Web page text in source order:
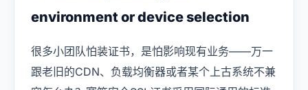
environment or device selection
很多小团队怕装证书，是怕影响现有业务——万一
跟老旧的CDN、负载均衡器或者某个上古系统不兼